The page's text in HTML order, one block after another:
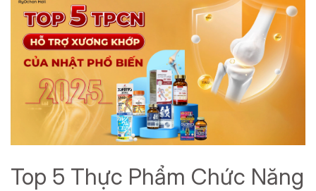
Top 5 Thực Phẩm Chức Năng